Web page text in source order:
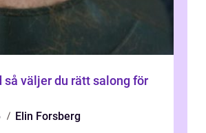
Elin Forsberg